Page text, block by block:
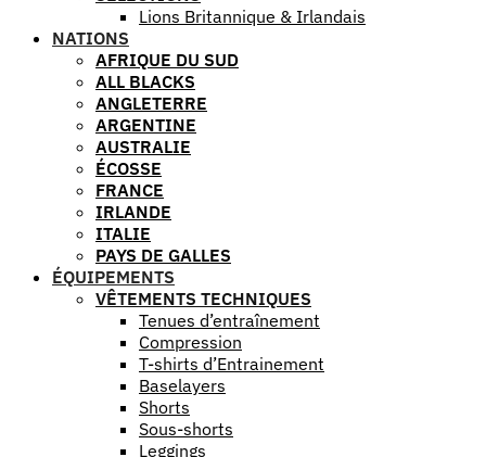
Lions Britannique & Irlandais
NATIONS
AFRIQUE DU SUD
ALL BLACKS
ANGLETERRE
ARGENTINE
AUSTRALIE
ÉCOSSE
FRANCE
IRLANDE
ITALIE
PAYS DE GALLES
ÉQUIPEMENTS
VÊTEMENTS TECHNIQUES
Tenues d’entraînement
Compression
T-shirts d’Entrainement
Baselayers
Shorts
Sous-shorts
Leggings